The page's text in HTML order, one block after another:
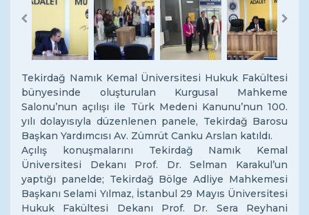
Previous Next
Tekirdağ Namık Kemal Üniversitesi Hukuk Fakültesi
bünyesinde oluşturulan Kurgusal Mahkeme
Salonu’nun açılışı ile Türk Medeni Kanunu’nun 100.
yılı dolayısıyla düzenlenen panele, Tekirdağ Barosu
Başkan Yardımcısı Av. Zümrüt Canku Arslan katıldı.
Açılış konuşmalarını Tekirdağ Namık Kemal
Üniversitesi Dekanı Prof. Dr. Selman Karakul’un
yaptığı panelde; Tekirdağ Bölge Adliye Mahkemesi
Başkanı Selami Yılmaz, İstanbul 29 Mayıs Üniversitesi
Hukuk Fakültesi Dekanı Prof. Dr. Sera Reyhani